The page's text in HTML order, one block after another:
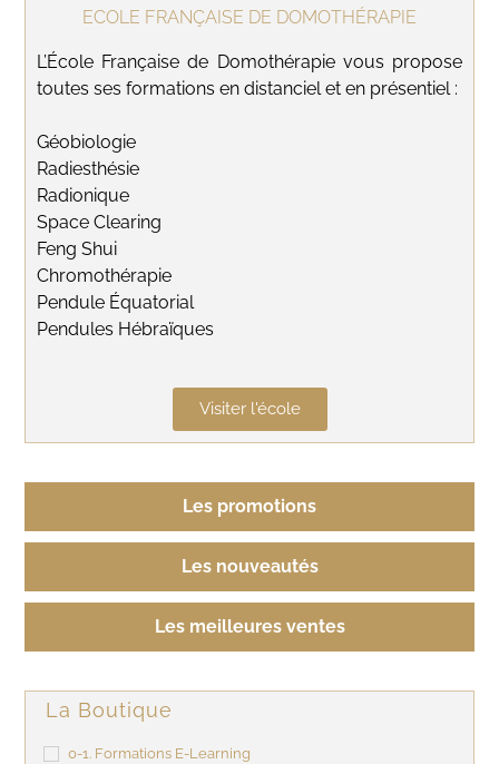
ECOLE FRANÇAISE DE DOMOTHÉRAPIE
L’École Française de Domothérapie vous propose
toutes ses formations en distanciel et en présentiel :
Géobiologie
Radiesthésie
Radionique
Space Clearing
Feng Shui
Chromothérapie
Pendule Équatorial
Pendules Hébraïques
Visiter l'école
Les promotions
Les nouveautés
Les meilleures ventes
La Boutique
0-1. Formations E-Learning